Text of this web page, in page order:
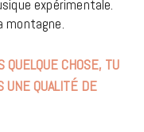
expérimentale.
montagne.
QUELQUE CHOSE, TU
UNE QUALITÉ DE